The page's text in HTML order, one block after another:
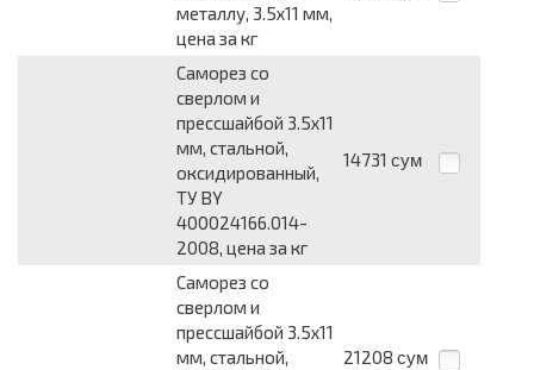
металлу, 3.5х11 мм,
цена за кг
Саморез со
сверлом и
прессшайбой 3.5х11
мм, стальной,
оксидированный,
ТУ BY
400024166.014-
2008, цена за кг
14731 сум
Саморез со
сверлом и
прессшайбой 3.5х11
мм, стальной,
21208 сум